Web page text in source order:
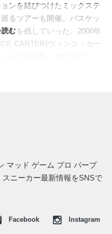
ンを結びつけたミックステ
るツアーも開催。バスケッ
トを残していった。2000年
CARTER(ヴィンス・カー
は、反発力を高めたフォー
わせたハーモニクスクッシ
シャンクプレートにより、
している。
がら、現代のオンコート仕
読む
マッド ゲーム プロ パープ
ニーカー最新情報をSNSで
Facebook Instagram